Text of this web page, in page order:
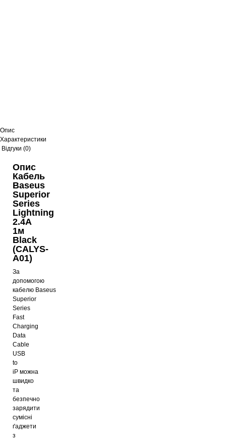
Опис
Характеристики
Відгуки (0)
Опис
Кабель
Baseus
Superior
Series
Lightning
2.4A
1м
Black
(CALYS-
A01)
За
допомогою
кабелю Baseus
Superior
Series
Fast
Charging
Data
Cable
USB
to
iP можна
швидко
та
безпечно
зарядити
сумісні
ґаджети
з